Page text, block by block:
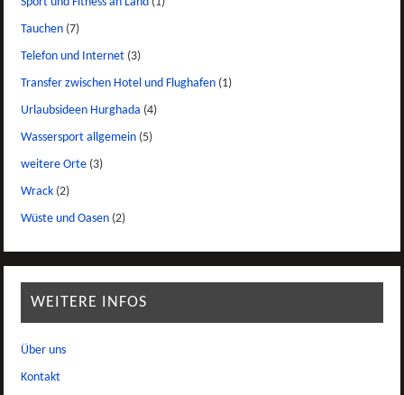
Tauchen (7)
Telefon und Internet (3)
Transfer zwischen Hotel und Flughafen (1)
Urlaubsideen Hurghada (4)
Wassersport allgemein (5)
weitere Orte (3)
Wrack (2)
Wüste und Oasen (2)
WEITERE INFOS
Über uns
Kontakt